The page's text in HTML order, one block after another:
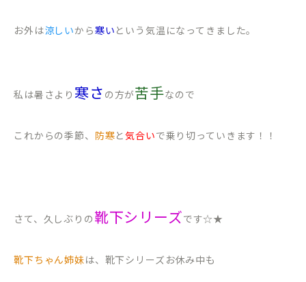
お外は涼しいから寒い という気温になってきました。
私は暑さより 寒さ の方が苦手なので
これからの季節、 防寒と気合いで乗り切っていきます！！
さて、久しぶりの 靴下シリーズです☆★
靴下ちゃん姉妹は、靴下シリーズお休み中も